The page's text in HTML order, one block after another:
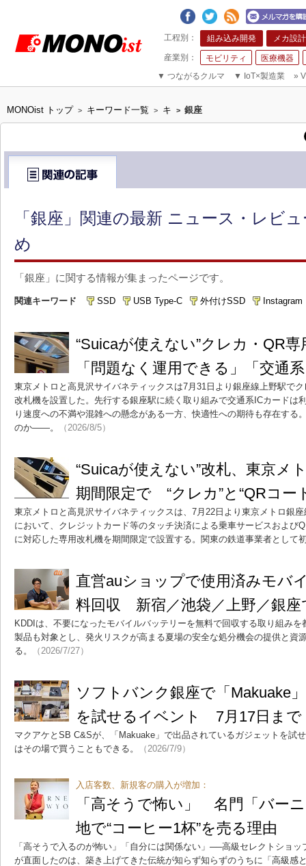
組み込み開発 メカ設計
モビリティ
医療機器
▼ つながるクルマ ▼ IoT×製造業 »
MONOist トップ > キーワード一覧 > キ > 銀座
「銀座」関連の最新 ニュース・レビ
め
「銀座」に関する情報が集まったページです。
関連キーワード SSD USB Type-C 外付けSSD Instagram
“Suicaが使えない”クレカ・QR
「問題なく運用できる」「交通
東京メトロと高見沢サイバネティックスは7月31日より銀座線上野駅で
改札機を設置した。先行する銀座駅に続く取り組みで交通系ICカードは
り速度への不満や混雑への懸念がある一方、快適性への期待も存在する
のか――。
（2026/8/5）
“Suicaが使えない”改札、東京
期間限定で “クレカ”と“QRコー
東京メトロと高見沢サイバネティックスは、7月22日より東京メトロ銀
において、クレジットカード等のタッチ決済による乗車サービスおよび
に対応した専用改札機を期間限定で設置する。関東の鉄道事業者として
直営auショップで使用済みモバ
料回収 新宿／池袋／上野／銀座
KDDIは、不要になったモバイルバッテリーを無料で回収する取り組み
製品も対象とし、発火リスクが高まる夏場の安全な処分機会の提供と資
る。
（2026/7/27）
ソフトバンク銀座で「Makuake
を試せるイベント 7月17日まで
マクアケとSB C&Sが、「Makuake」で出品されているガジェットを試
はその場で買うこともできる。
（2026/7/9）
入店客数、新規客の購入が増加：
「高そうで怖い」 名門「バー
地で“コーヒー1杯”を売る理由
「高そうで入るのが怖い」「自分には関係ない」──高級セレクトショ
が直面したのは、築き上げてきた伝統が知らず知らずのうちに「高級感